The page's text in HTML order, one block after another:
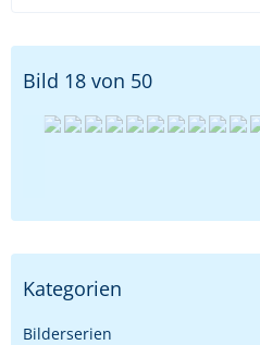
Bild 18 von 50
Kategorien
Bilderserien